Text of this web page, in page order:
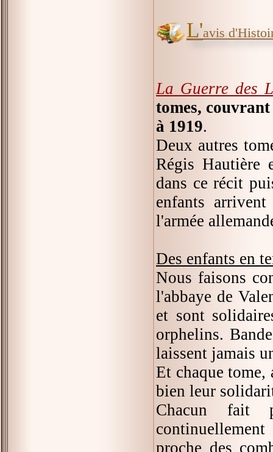
L'avis
La Guerre des
tomes,
à 1919.
Deux autres
Régis Hautière
dans ce récit
enfants
l'armée
Des enfants en
Nous faisons
l'abbaye de
et sont
orphelins.
laissent jamais
Et chaque tome,
bien leur
Chacun fait
proche des